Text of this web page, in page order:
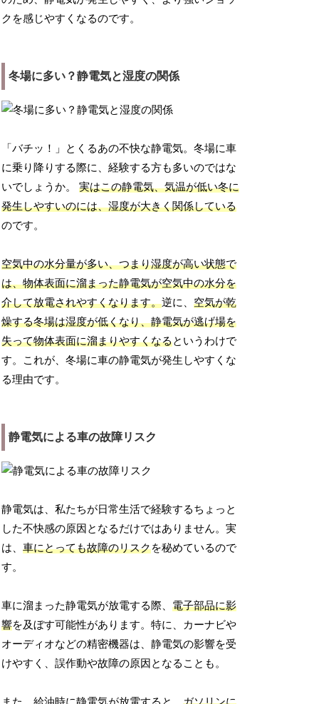
クを感じやすくなるのです。
冬場に多い？静電気と湿度の関係
「バチッ！」とくるあの不快な静電気。冬場に車
に乗り降りする際に、経験する方も多いのではな
いでしょうか。実はこの静電気、気温が低い冬に
発生しやすいのには、湿度が大きく関係している
のです。
空気中の水分量が多い、つまり湿度が高い状態で
は、物体表面に溜まった静電気が空気中の水分を
介して放電されやすくなります。逆に、空気が乾
燥する冬場は湿度が低くなり、静電気が逃げ場を
失って物体表面に溜まりやすくなるというわけで
す。これが、冬場に車の静電気が発生しやすくな
る理由です。
静電気による車の故障リスク
静電気は、私たちが日常生活で経験するちょっと
した不快感の原因となるだけではありません。実
は、車にとっても故障のリスクを秘めているので
す。
車に溜まった静電気が放電する際、電子部品に影
響を及ぼす可能性があります。特に、カーナビや
オーディオなどの精密機器は、静電気の影響を受
けやすく、誤作動や故障の原因となることも。